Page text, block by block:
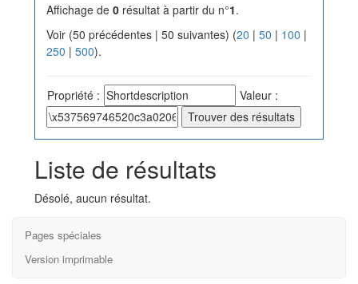
Affichage de 0 résultat à partir du n°1.
Voir (50 précédentes | 50 suivantes) (20 | 50 | 100 |
250 | 500).
Propriété : Valeur :
Liste de résultats
Désolé, aucun résultat.
Pages spéciales
Version imprimable